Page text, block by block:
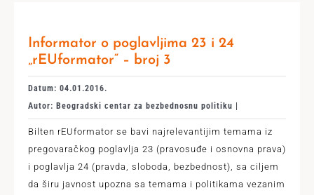
Informator o poglavljima 23 i 24
„rEUformator“ – broj 3
Datum: 04.01.2016.
Autor: Beogradski centar za bezbednosnu politiku |
Bilten rEUformator se bavi najrelevantijim temama iz
pregovaračkog poglavlja 23 (pravosuđe i osnovna prava)
i poglavlja 24 (pravda, sloboda, bezbednost), sa ciljem
da širu javnost upozna sa temama i politikama vezanim